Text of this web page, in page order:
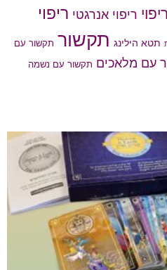
ריפוי ריפוי אנרגטי ריפוי
תטא הילינג תקשור תקשור עם
עם מלאכים תקשור עם נשמה